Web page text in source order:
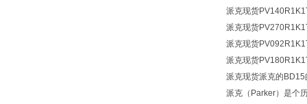
派克现货
派克现货
派克现货
派克现货
派克现货派克的BD15
派克（Parker）是个